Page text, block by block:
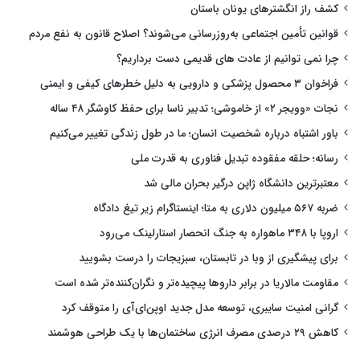
کشف راز انگشترهای یونان باستان
قوانین تأمین اجتماعی به‌روزرسانی می‌شوند؟ اصلاح قانون به نفع مردم
چرا نمی توانیم از عادت های قدیمی دست برداریم؟
فراخوان ۳ محصول پزشکی و دارویی به دلیل خطرهای کیفی و ایمنی
نجات «وویجر ۲» از خاموشی؛ تدبیر ناسا برای حفظ کاوشگر ۴۸ ساله
باور اشتباه درباره شخصیت انسان؛ ما در طول زندگی تغییر می‌کنیم
رسانه؛ حلقه مفقوده تبدیل فناوری به قدرت ملی
معتبرترین دانشگاه ژاپن درگیر بحران مالی شد
ضربه ۵۶۷ میلیون دلاری به متا؛ اینستاگرام زیر تیغ دادگاه
اروپا با ۳۴۸ ماهواره به جنگ انحصار استارلینک می‌رود
برای پیشگیری از وبا در تابستان، سبزیجات را درست بشویید
مقاومت مالاریا در برابر داروها پیچیده‌تر و نگران‌کننده‌تر شده است
گرانی امنیت سایبری، توسعه مدل جدید اوپن‌ای‌آی را متوقف کرد
کاهش ۲۹ درصدی مصرف انرژی ساختمان‌ها با یک طراحی هوشمند